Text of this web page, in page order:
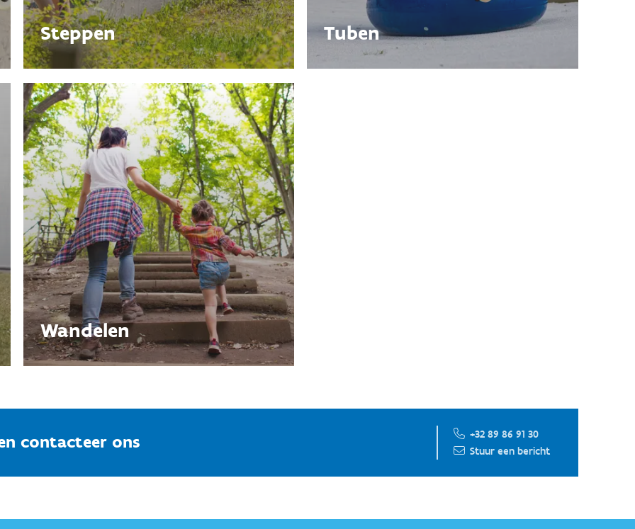
Steppen Tuben
Wandelen
contacteer ons
+32 89 86 91 30
Stuur een bericht